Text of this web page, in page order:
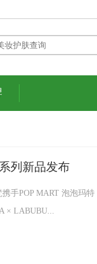
列新品发布
手POP MART 泡泡玛特
× LABUBU...